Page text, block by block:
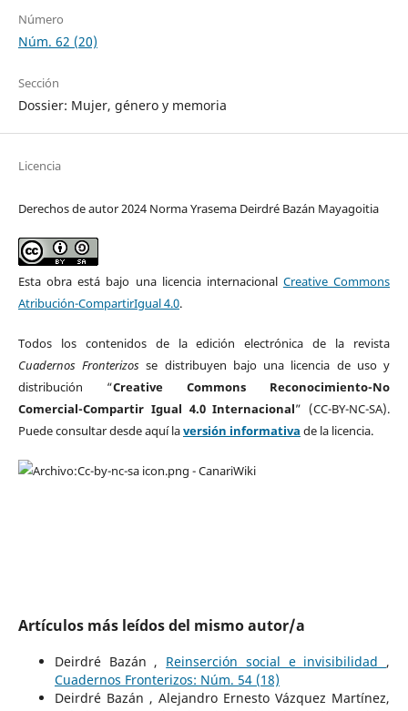
Número
Núm. 62 (20)
Sección
Dossier: Mujer, género y memoria
Licencia
Derechos de autor 2024 Norma Yrasema Deirdré Bazán Mayagoitia
Esta obra está bajo una licencia internacional Creative Commons
Atribución-CompartirIgual 4.0.
Todos los contenidos de la edición electrónica de la revista
Cuadernos Fronterizos se distribuyen bajo una licencia de uso y
distribución “Creative Commons Reconocimiento-No
Comercial-Compartir Igual 4.0 Internacional” (CC-BY-NC-SA).
Puede consultar desde aquí laversión informativa de la licencia.
Artículos más leídos del mismo autor/a
Deirdré Bazán , Reinserción social e invisibilidad ,
Cuadernos Fronterizos: Núm. 54 (18)
Deirdré Bazán , Alejandro Ernesto Vázquez Martínez,